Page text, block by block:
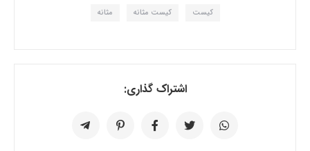
کیست کیست مثانه مثانه
اشتراک گذاری: